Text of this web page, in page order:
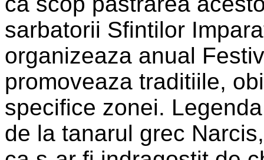
sarbatorii Sfintilor
organizeaza anual
promoveaza traditiile,
specifice zonei.
de la tanarul grec